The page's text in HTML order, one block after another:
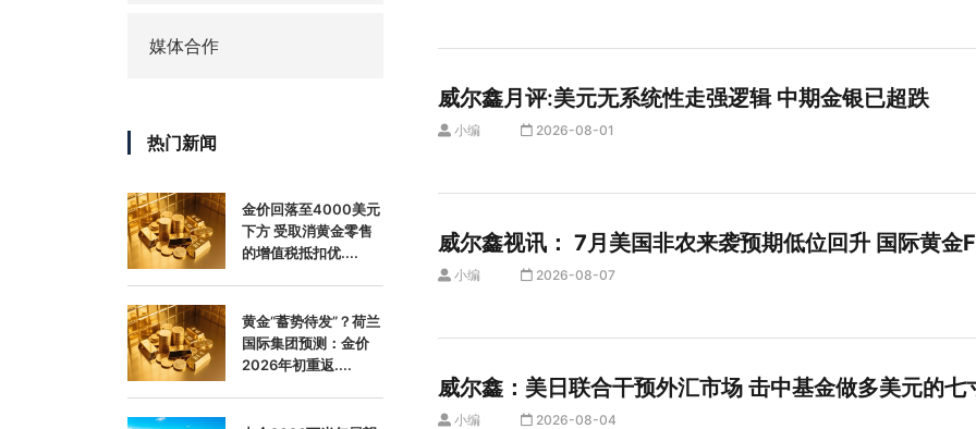
媒体合作
热门新闻
金价回落至4000美元
下方 受取消黄金零售
的增值税抵扣优....
黄金“蓄势待发”？荷兰
国际集团预测：金价
2026年初重返....
威尔鑫月评:美元无系统性走强逻辑 中期金银已超跌
小编 2026-08-01
威尔鑫视讯： 7月美国非农来袭预期低位回升 国际黄金
小编 2026-08-07
威尔鑫：美日联合干预外汇市场 击中基金做多美元的七
小编 2026-08-04